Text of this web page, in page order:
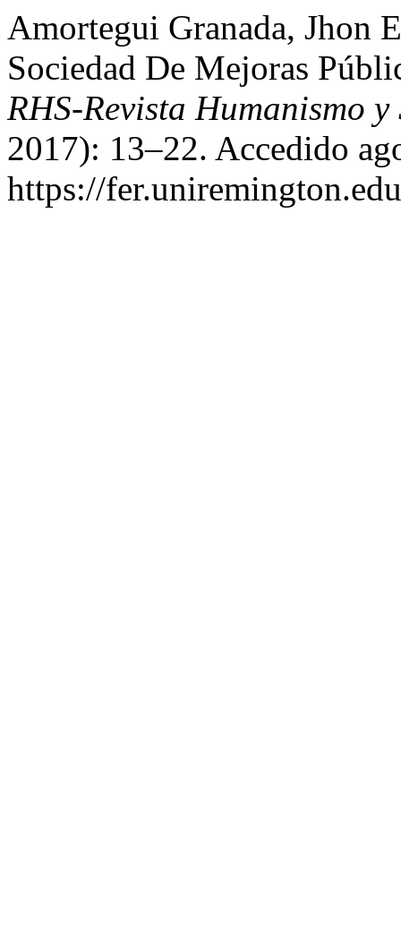
Amortegui Granada, Jhon
Sociedad De Mejoras
RHS-Revista Humanismo y
2017): 13–22. Accedido
https://